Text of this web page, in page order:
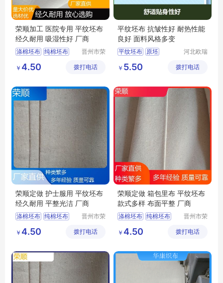
荣顺加工 医院专用 平纹坯布
经久耐用 吸湿性好 厂商
涤棉坯布 纯棉坯布
涤棉起绒布
平纹坯布
晋州市荣
限公司
￥ 4.50 拨打电话
平纹坯布 抗皱性好 耐热性能
良好 面料风格多变
平纹坯布 原坯
涤棉6535
河北欧瑞
有限公司
￥ 5.50 拨打电话
荣顺定做 护士服用 平纹坯布
经久耐用 平整光洁 厂商
涤棉坯布 纯棉坯布
平纹坯布
晋州市荣
限公司
￥ 4.50 拨打电话
荣顺定做 箱包里布 平纹坯布
款式多样 布面平整 厂商
涤棉坯布 纯棉坯布
平纹坯布
晋州市荣
限公司
￥ 4.50 拨打电话